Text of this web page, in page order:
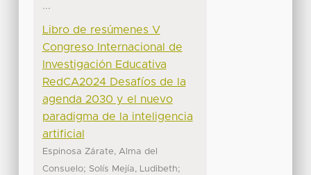
...
Libro de resúmenes V
Congreso Internacional de
Investigación Educativa
RedCA2024 Desafíos de la
agenda 2030 y el nuevo
paradigma de la inteligencia
artificial
Espinosa Zárate, Alma del
Consuelo; Solís Mejía, Ludibeth;